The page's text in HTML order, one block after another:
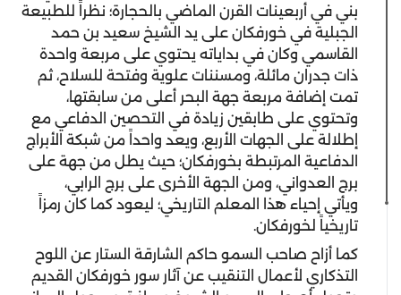
بني في أربعينات القرن الماضي بالحجارة؛ نظراً للطبيعة
الجبلية في خورفكان على يد الشيخ سعيد بن حمد
القاسمي وكان في بداياته يحتوي على مربعة واحدة
ذات جدران مائلة، ومسننات علوية وفتحة للسلاح، ثم
تمت إضافة مربعة جهة البحر أعلى من سابقتها،
وتحتوي على طابقين زيادة في التحصين الدفاعي مع
إطلالة على الجهات الأربع، ويعد واحداً من شبكة الأبراج
الدفاعية المرتبطة بخورفكان؛ حيث يطل من جهة على
برج العدواني، ومن الجهة الأخرى على برج الرابي،
ويأتي إحياء هذا المعلم التاريخي؛ ليعود كما كان رمزاً
تاريخياً لخورفكان.
كما أزاح صاحب السمو حاكم الشارقة الستار عن اللوح
التذكاري لأعمال التنقيب عن آثار سور خورفكان القديم